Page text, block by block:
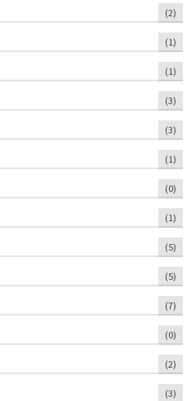
(2)
(1)
(1)
(3)
(3)
(1)
(0)
(1)
(5)
(5)
(7)
(0)
(2)
(3)